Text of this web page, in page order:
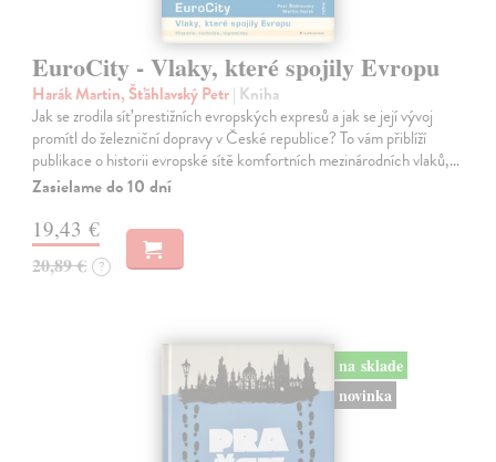
EuroCity - Vlaky, které spojily Evropu
Harák Martin, Šťáhlavský Petr| Kniha
Jak se zrodila síť prestižních evropských expresů a jak se její vývoj
promítl do železniční dopravy v České republice? To vám přiblíží
publikace o historii evropské sítě komfortních mezinárodních vlaků,…
Zasielame do 10 dní
19,43 €
20,89 € ?
na sklade
novinka